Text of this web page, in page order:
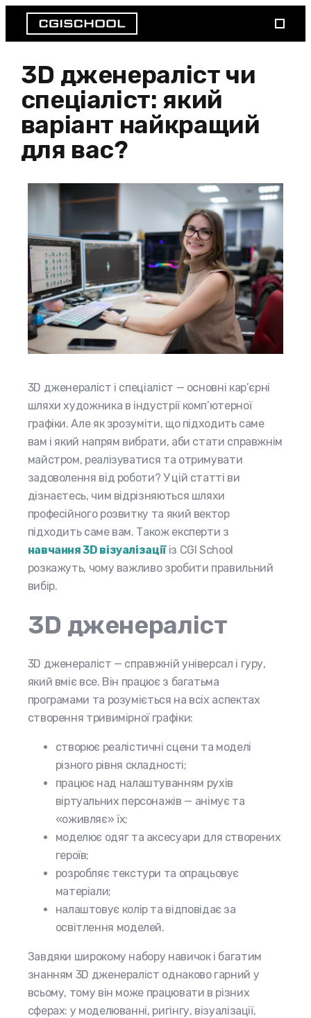
3D дженераліст чи
спеціаліст: який
варіант найкращий
для вас?
3D дженераліст і спеціаліст — основні кар’єрні
шляхи художника в індустрії комп’ютерної
графіки. Але як зрозуміти, що підходить саме
вам і який напрям вибрати, аби стати справжнім
майстром, реалізуватися та отримувати
задоволення від роботи? У цій статті ви
дізнаєтесь, чим відрізняються шляхи
професійного розвитку та який вектор
підходить саме вам. Також експерти з
навчання 3D візуалізаціїіз CGI School
розкажуть, чому важливо зробити правильний
вибір.
3D дженераліст
3D дженераліст — справжній універсал і гуру,
який вміє все. Він працює з багатьма
програмами та розуміється на всіх аспектах
створення тривимірної графіки:
створює реалістичні сцени та моделі
різного рівня складності;
працює над налаштуванням рухів
віртуальних персонажів — анімує та
«оживляє» їх;
моделює одяг та аксесуари для створених
героїв;
розробляє текстури та опрацьовує
матеріали;
налаштовує колір та відповідає за
освітлення моделей.
Завдяки широкому набору навичок і багатим
знанням 3D дженераліст однаково гарний у
всьому, тому він може працювати в різних
сферах: у моделюванні, ригінгу, візуалізації,